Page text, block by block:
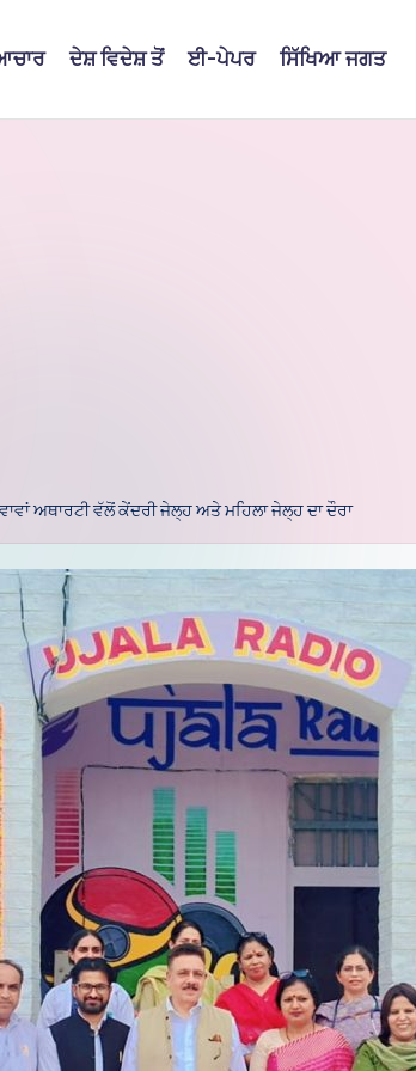
ਦੇਸ਼ ਵਿਦੇਸ਼ ਤੋਂ ਈ-ਪੇਪਰ ਸਿੱਖਿਆ ਜਗਤ
ਅਥਾਰਟੀ ਵੱਲੋਂ ਕੇਂਦਰੀ ਜੇਲ੍ਹ ਅਤੇ ਮਹਿਲਾ ਜੇਲ੍ਹ ਦਾ ਦੌਰਾ